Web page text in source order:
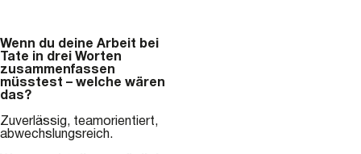
Wenn du deine Arbeit bei
Tate in drei Worten
zusammenfassen
müsstest – welche wären
das?
Zuverlässig, teamorientiert,
abwechslungsreich.